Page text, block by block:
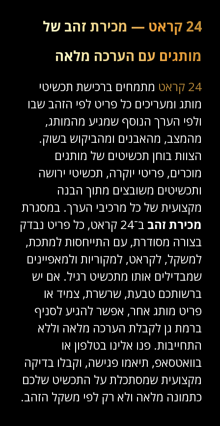
24 קראט — מכירת זהב של
מותגים עם הערכה מלאה
24 קראט
מתמחים ברכישת תכשיטי
מותג ומעריכים כל פריט לפי הזהב שבו
ולפי הערך הנוסף שמגיע מהמותג,
מהמצב, מהאבנים ומהביקוש בשוק.
הצוות בוחן תכשיטים של מותגים
מוכרים, פריטי יוקרה, תכשיטי ירושה
ותכשיטים משובצים מתוך הבנה
מקצועית של כל מרכיבי הערך. במסגרת
מכירת זהב
ב־24 קראט, כל פריט נבדק
בצורה מסודרת, עם התייחסות למתכת,
למשקל, לקראט, למקוריות ולמאפיינים
שמבדילים אותו מתכשיט רגיל. אם יש
ברשותכם טבעת, שרשרת, צמיד או
פריט מותג אחר, אפשר להגיע לסניף
ברמת גן לקבלת הערכה מלאה וללא
התחייבות. פנו אלינו בטלפון או
בוואטסאפ, תיאמו פגישה, וקבלו בדיקה
מקצועית שמסתכלת על התכשיט שלכם
כתמונה מלאה ולא רק לפי משקל הזהב.